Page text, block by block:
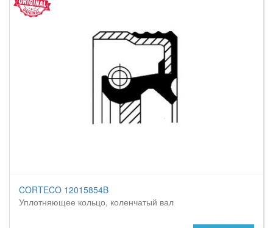
CORTECO 12015854B
Уплотняющее кольцо, коленчатый вал